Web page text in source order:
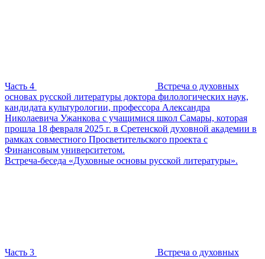
Часть 4
Встреча о духовных
основах русской литературы доктора филологических наук,
кандидата культурологии, профессора Александра
Николаевича Ужанкова с учащимися школ Самары, которая
прошла 18 февраля 2025 г. в Сретенской духовной академии в
рамках совместного Просветительского проекта с
Финансовым университетом.
Встреча-беседа «Духовные основы русской литературы».
Часть 3
Встреча о духовных